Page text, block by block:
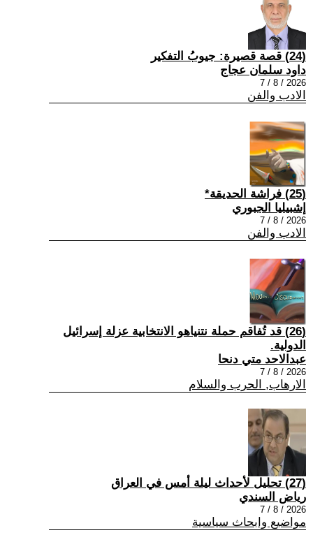
(24) قصة قصيرة: جيوبُ التفكير
داود سلمان عجاج
2026 / 8 / 7
الادب والفن
(25) فراشة الحديقة*
إشبيليا الجبوري
2026 / 8 / 7
الادب والفن
(26) قد تُفاقم حملة نتنياهو الانتخابية عزلة إسرائيل
الدولية.
عبدالاحد متي دنحا
2026 / 8 / 7
الارهاب, الحرب والسلام
(27) تحليل لأحداث ليلة أمس في العراق
رياض السندي
2026 / 8 / 7
مواضيع وابحاث سياسية